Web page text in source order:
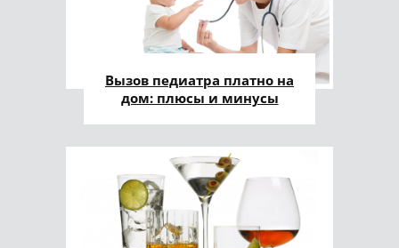
Вызов педиатра платно на
дом: плюсы и минусы